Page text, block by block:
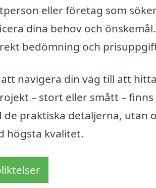
eller företag som
dina behov och
bedömning och
navigera din väg till att
– stort eller smått –
praktiska detaljerna, utan
högsta kvalitet.